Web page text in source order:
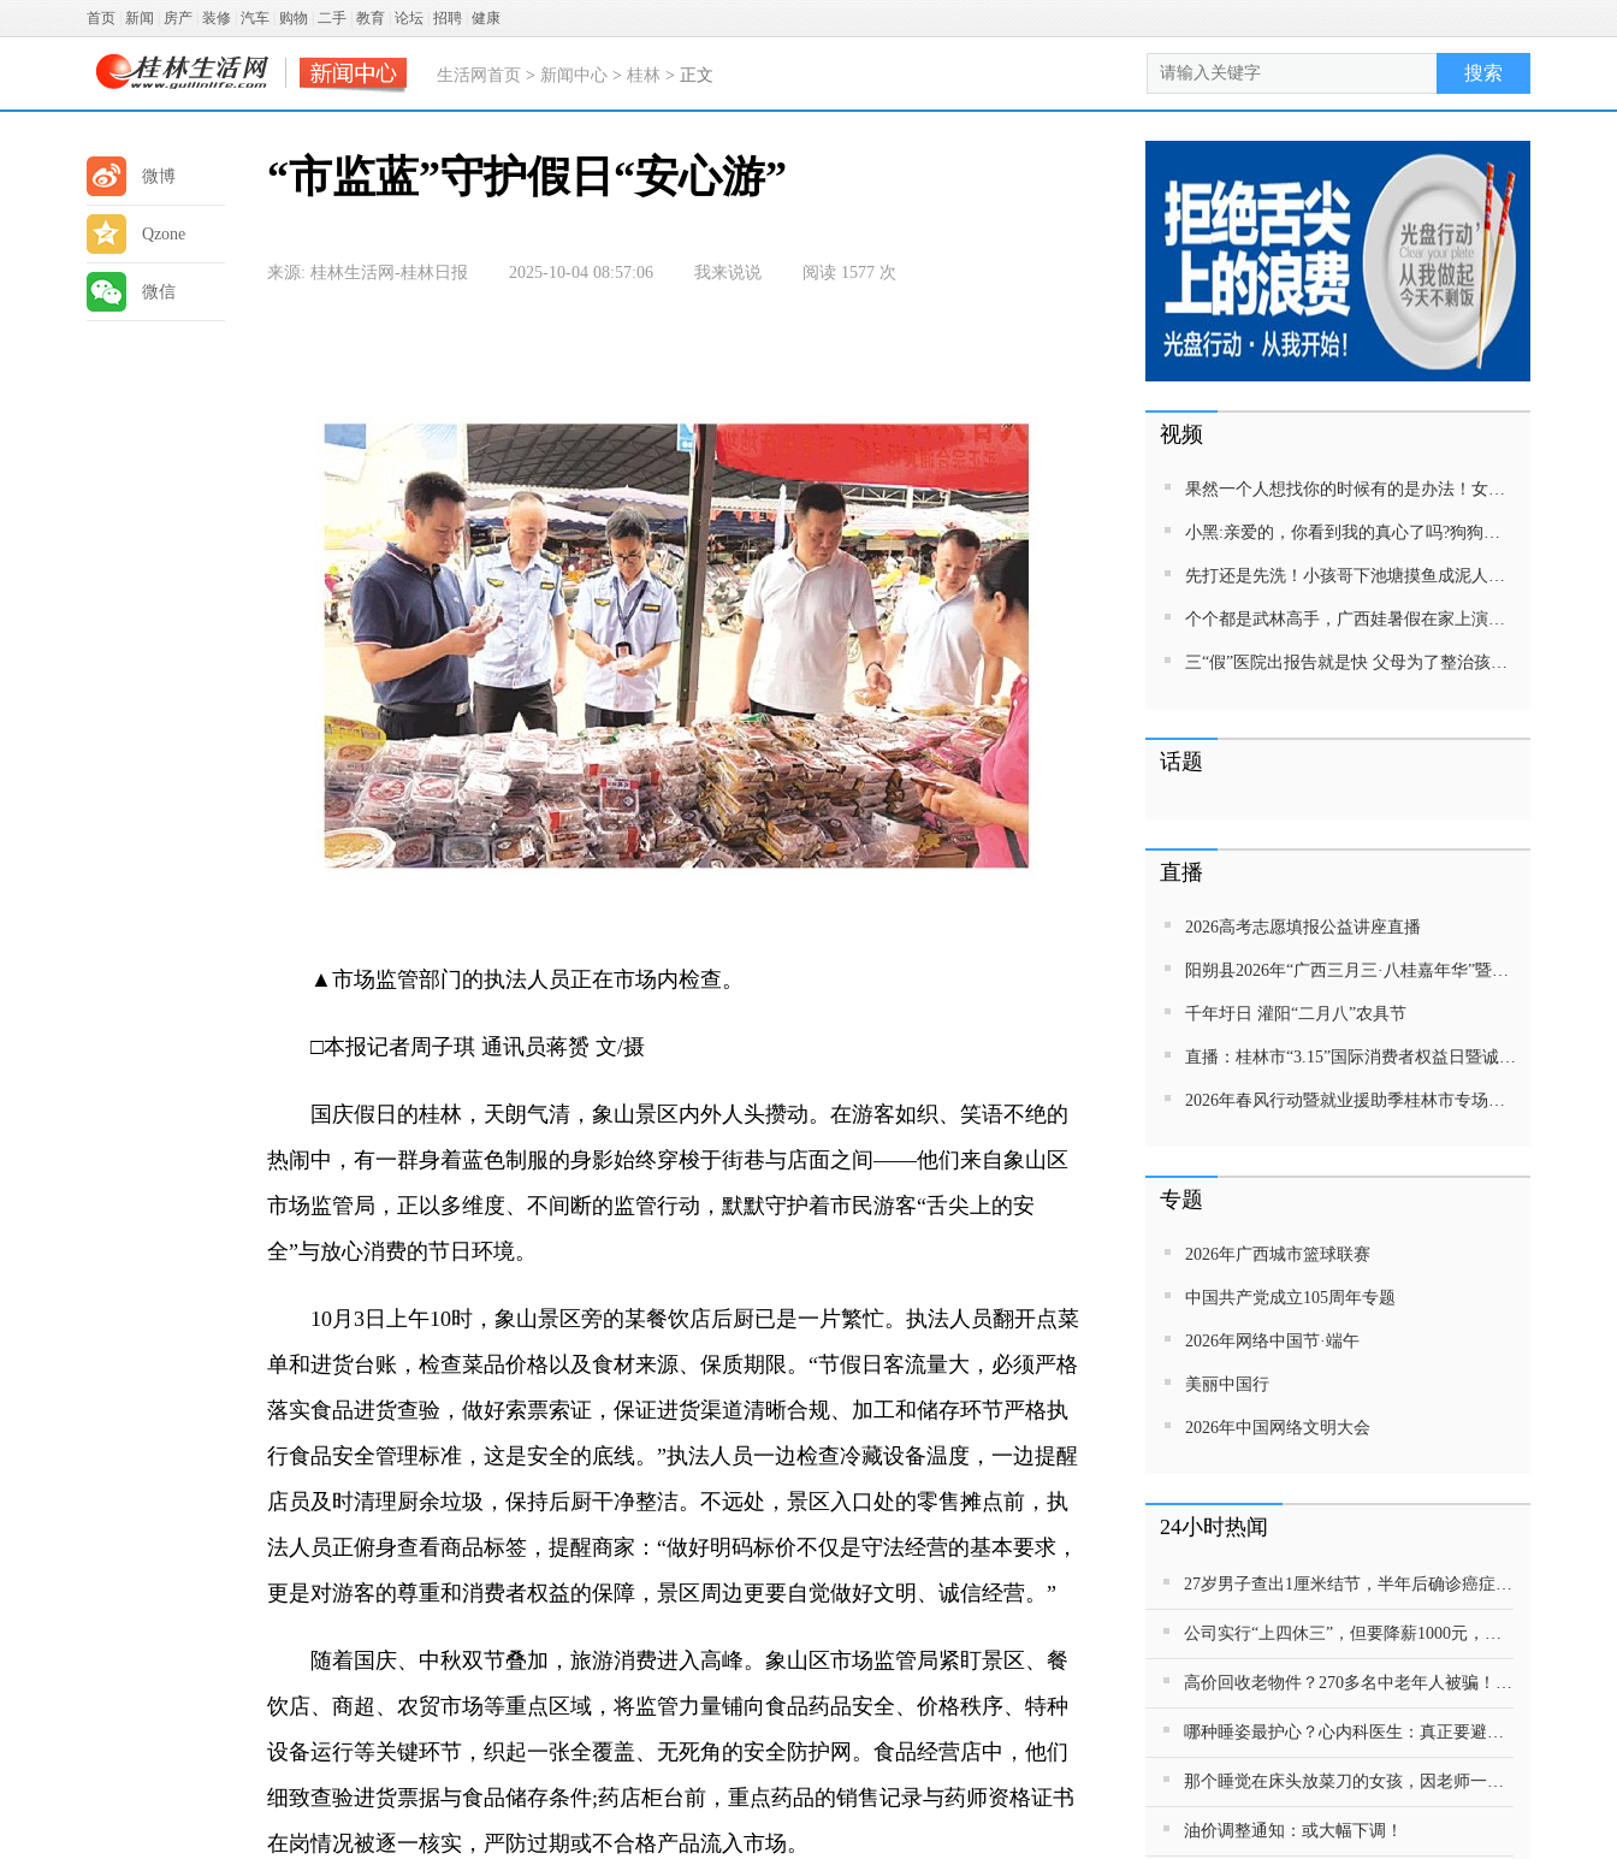
首页 新闻 房产 装修 汽车 购物 二手 教育 论坛 招聘 健康
生活网首页 > 新闻中心 > 桂林 > 正文
微博
Qzone
微信
“市监蓝”守护假日“安心游”
来源: 桂林生活网-桂林日报 2025-10-04 08:57:06 我来说说 阅读 1577 次
▲市场监管部门的执法人员正在市场内检查。
□本报记者周子琪 通讯员蒋赟 文/摄
国庆假日的桂林，天朗气清，象山景区内外人头攒动。在游客如织、笑语不绝的
热闹中，有一群身着蓝色制服的身影始终穿梭于街巷与店面之间——他们来自象山区
市场监管局，正以多维度、不间断的监管行动，默默守护着市民游客“舌尖上的安
全”与放心消费的节日环境。
10月3日上午10时，象山景区旁的某餐饮店后厨已是一片繁忙。执法人员翻开点菜
单和进货台账，检查菜品价格以及食材来源、保质期限。“节假日客流量大，必须严格
落实食品进货查验，做好索票索证，保证进货渠道清晰合规、加工和储存环节严格执
行食品安全管理标准，这是安全的底线。”执法人员一边检查冷藏设备温度，一边提醒
店员及时清理厨余垃圾，保持后厨干净整洁。不远处，景区入口处的零售摊点前，执
法人员正俯身查看商品标签，提醒商家：“做好明码标价不仅是守法经营的基本要求，
更是对游客的尊重和消费者权益的保障，景区周边更要自觉做好文明、诚信经营。”
随着国庆、中秋双节叠加，旅游消费进入高峰。象山区市场监管局紧盯景区、餐
饮店、商超、农贸市场等重点区域，将监管力量铺向食品药品安全、价格秩序、特种
设备运行等关键环节，织起一张全覆盖、无死角的安全防护网。食品经营店中，他们
细致查验进货票据与食品储存条件;药店柜台前，重点药品的销售记录与药师资格证书
在岗情况被逐一核实，严防过期或不合格产品流入市场。
视频
果然一个人想找你的时候有的是办法！女生吵架将男友拉黑，结果男友给家里狗打电话了！汪：吵死了，一会就去把号码注销
小黑:亲爱的，你看到我的真心了吗?狗狗雨中等好朋狗不愿离去，网友:确实搞笑，黄黄都有男朋友，你却没有
先打还是先洗！小孩哥下池塘摸鱼成泥人！网友：这才是童年该有的样子，好怀念
个个都是武林高手，广西娃暑假在家上演武侠片，80后90后:以前我们也这样玩
三“假”医院出报告就是快 父母为了整治孩子少吃零食想尽了办法 网友：“又有”笑死我了
话题
直播
2026高考志愿填报公益讲座直播
阳朔县2026年“广西三月三·八桂嘉年华”暨金龙巡游活动直播
千年圩日 灌阳“二月八”农具节
直播：桂林市“3.15”国际消费者权益日暨诚信教育主题活动网民面对面活动
2026年春风行动暨就业援助季桂林市专场招聘活动直播带岗
专题
2026年广西城市篮球联赛
中国共产党成立105周年专题
2026年网络中国节·端午
美丽中国行
2026年中国网络文明大会
24小时热闻
27岁男子查出1厘米结节，半年后确诊癌症！这种病很会伪装
公司实行“上四休三”，但要降薪1000元，不接受只能辞职……你愿意吗？
高价回收老物件？270多名中老年人被骗！警方提醒
哪种睡姿最护心？心内科医生：真正要避开的是这一种
那个睡觉在床头放菜刀的女孩，因老师一句“跟我回家”改写了人生
油价调整通知：或大幅下调！